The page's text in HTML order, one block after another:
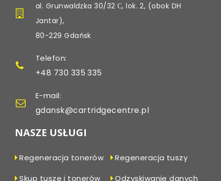
al. Grunwaldzka 30/32 С, lok. 2, (obok DH
Jantar),
80-229 Gdańsk
Telefon:
+48 730 335 335
E-mail:
gdansk@cartridgecentre.pl
NASZE USŁUGI
Regeneracja tonerów
Regeneracja tuszy
Skup tusze i tonerów
Odzyskiwanie danych